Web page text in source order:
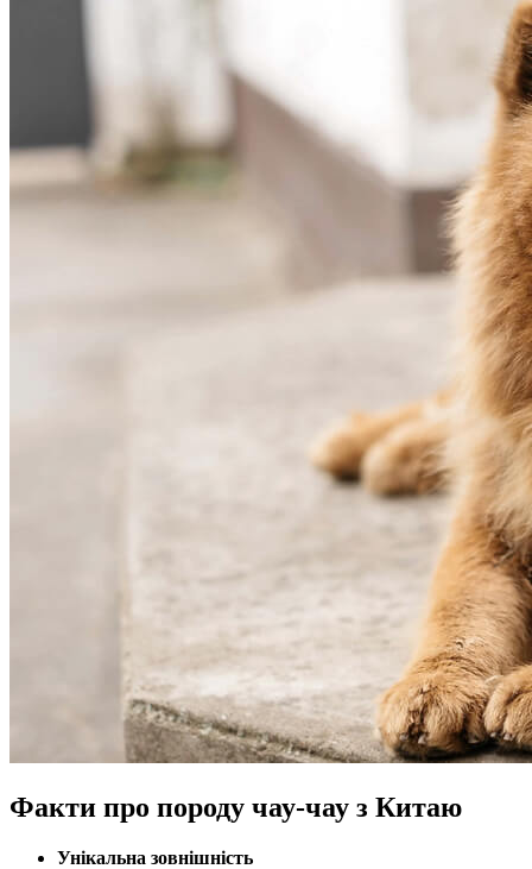
Факти про породу чау-чау з Китаю
Унікальна зовнішність